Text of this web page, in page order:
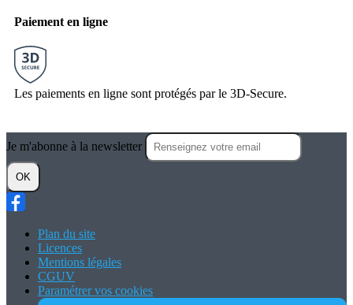
Paiement en ligne
Les paiements en ligne sont protégés par le 3D-Secure.
Je m'abonne à la newsletter
OK
Plan du site
Licences
Mentions légales
CGUV
Paramétrer vos cookies